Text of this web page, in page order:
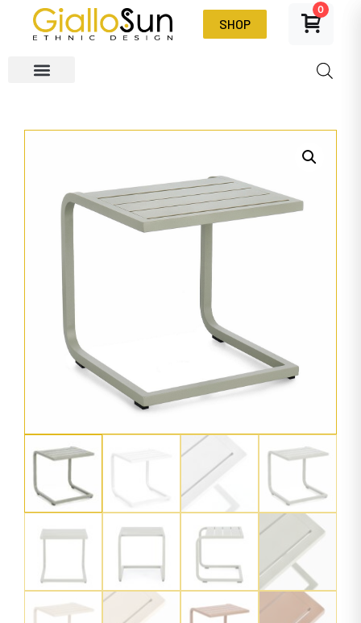
SHOP
0